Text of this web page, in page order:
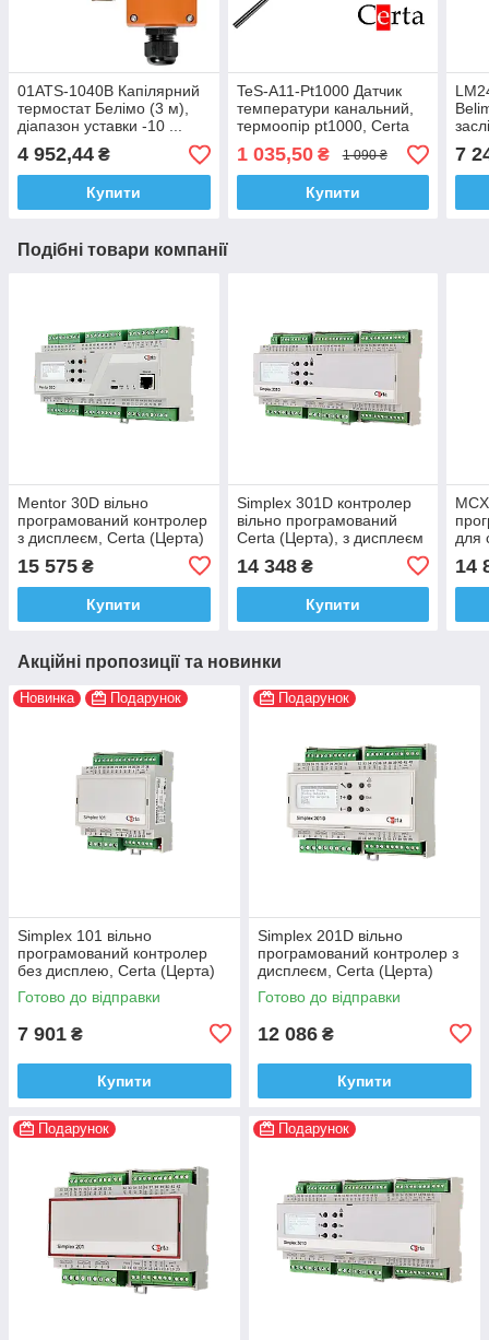
01ATS-1040B Капілярний
термостат Белімо (3 м),
діапазон уставки -10 ...
+15 °С
4 952,44 ₴
Купити
TeS-A11-Pt1000 Датчик
температури канальний,
термоопір pt1000, Certa
(Церта)
1 035,50₴ 1 090 ₴
Купити
7
Подібні товари компанії
Mentor 30D вільно
програмований контролер
з дисплеєм, Certa (Церта)
15 575 ₴
Купити
Simplex 301D контролер
вільно програмований
Certa (Церта), з дисплеєм
14 348₴
Купити
для
14
Акційні пропозиції та новинки
Новинка Подарунок
Simplex 101 вільно
програмований контролер
без дисплею, Certa (Церта)
Готово до відправки
7 901 ₴
Купити
Подарунок
Simplex 201D вільно
програмований контролер з
дисплеєм, Certa (Церта)
Готово до відправки
12 086 ₴
Купити
Подарунок Подарунок